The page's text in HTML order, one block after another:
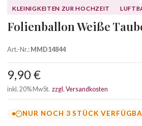
KLEINIGKEITEN ZUR HOCHZEIT
Folienballon Weiße
Art.-Nr.:MMD14844
9,90 €
inkl. 20% MwSt. zzgl. Versandkosten
NUR NOCH 3 STÜCK